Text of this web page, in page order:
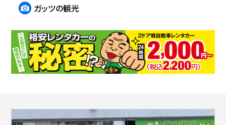
ガッツの観光